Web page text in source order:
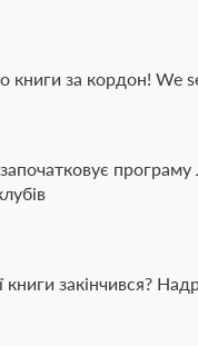
книги за кордон! We
програму
закінчився?